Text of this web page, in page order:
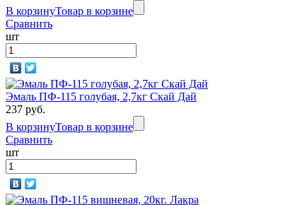
В корзинуТовар в корзине
Сравнить
шт
Эмаль ПФ-115 голубая, 2,7кг Скай Дай
237 руб.
В корзинуТовар в корзине
Сравнить
шт